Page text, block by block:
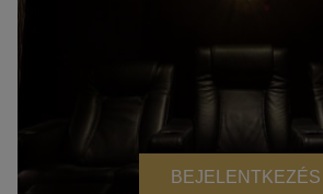
BEJELENTKEZÉS